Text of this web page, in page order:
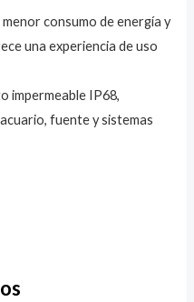
consumo de energía y
una experiencia de uso
impermeable IP68,
fuente y sistemas